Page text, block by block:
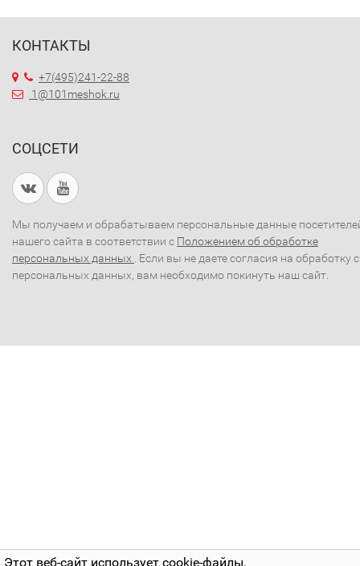
Этот веб-сайт использует cookie-файлы.
КОНТАКТЫ
+7(495)241-22-88
1@101meshok.ru
СОЦСЕТИ
Мы получаем и обрабатываем персональные данные
нашего сайта в соответствии с Положением об обработке
персональных данных . Если вы не даете согласия на обработку
персональных данных, вам необходимо покинуть наш сайт.